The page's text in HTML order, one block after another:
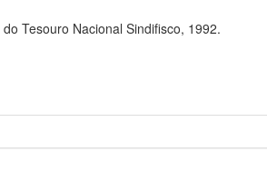
Tesouro Nacional Sindifisco, 1992.